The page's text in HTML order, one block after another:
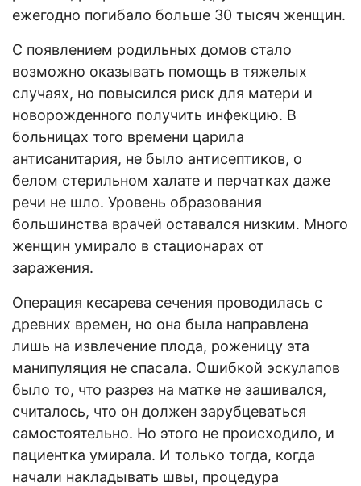
ежегодно погибало больше 30 тысяч женщин.
С появлением родильных домов стало
возможно оказывать помощь в тяжелых
случаях, но повысился риск для матери и
новорожденного получить инфекцию. В
больницах того времени царила
антисанитария, не было антисептиков, о
белом стерильном халате и перчатках даже
речи не шло. Уровень образования
большинства врачей оставался низким. Много
женщин умирало в стационарах от
заражения.
Операция кесарева сечения проводилась с
древних времен, но она была направлена
лишь на извлечение плода, роженицу эта
манипуляция не спасала. Ошибкой эскулапов
было то, что разрез на матке не зашивался,
считалось, что он должен зарубцеваться
самостоятельно. Но этого не происходило, и
пациентка умирала. И только тогда, когда
начали накладывать швы, процедура